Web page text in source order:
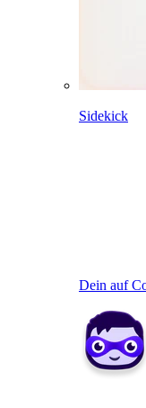
Sidekick
Dein auf